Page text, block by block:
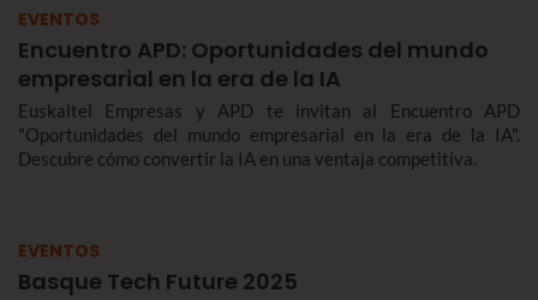
EVENTOS
Encuentro APD: Oportunidades del mundo
empresarial en la era de la IA
Euskaltel Empresas y APD te invitan al Encuentro APD
"Oportunidades del mundo empresarial en la era de la IA".
Descubre cómo convertir la IA en una ventaja competitiva.
EVENTOS
Basque Tech Future 2025